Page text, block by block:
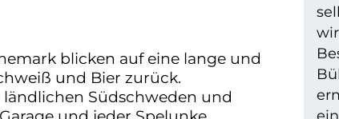
blicken auf eine lange und
und Bier zurück.
Südschweden und